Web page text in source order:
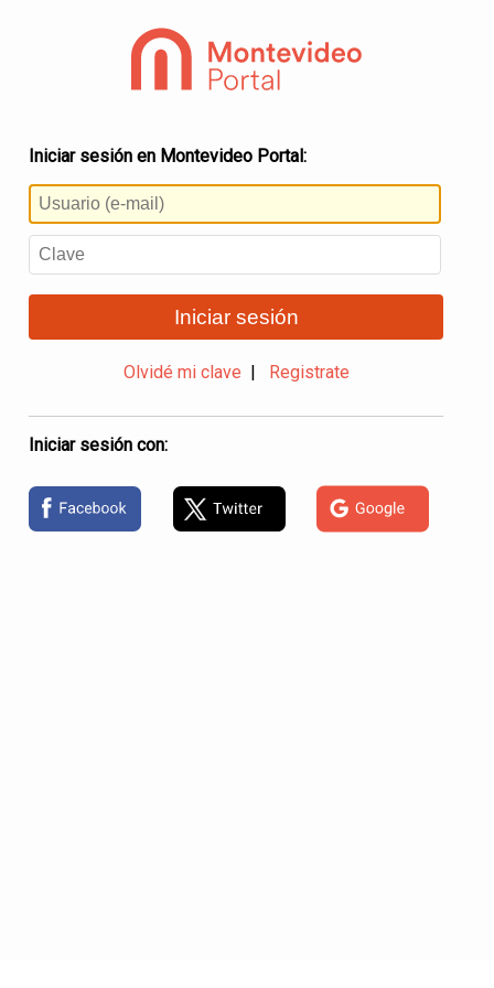
Iniciar sesión en Montevideo Portal:
Iniciar sesión
Olvidé mi clave Registrate
Iniciar sesión con: